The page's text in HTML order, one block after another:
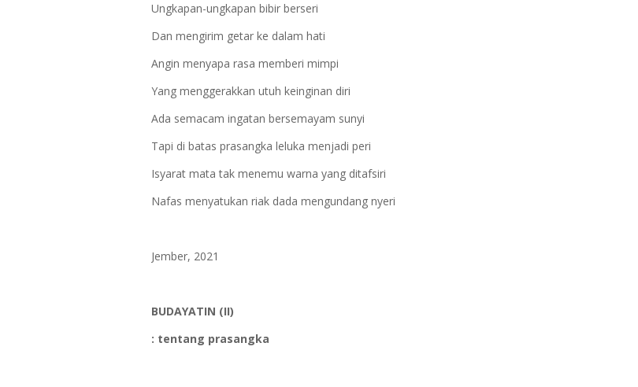
Ungkapan-ungkapan bibir berseri
Dan mengirim getar ke dalam hati
Angin menyapa rasa memberi mimpi
Yang menggerakkan utuh keinginan diri
Ada semacam ingatan bersemayam sunyi
Tapi di batas prasangka leluka menjadi peri
Isyarat mata tak menemu warna yang ditafsiri
Nafas menyatukan riak dada mengundang nyeri
Jember, 2021
BUDAYATIN (II)
: tentang prasangka